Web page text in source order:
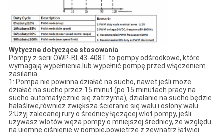
Wytyczne dotyczące stosowania
Pompy z serii OWP-BL43-408T to pompy odśrodkowe, które
wymagają wypełnienia.lub wypełnić pompę przed włączeniem
zasilania.
1: Pompa nie powinna działać na sucho, nawet jeśli może
działać na sucho przez 15 minut (po 15 minutach pracy na
sucho automatycznie się zatrzyma), działanie na sucho będzie
hałaśliwe,również zwiększa ścieranie się wału i osłony wału.
2:Użyj zalecanej rury o średnicy łączącej wlot pompy, jeśli
używasz wlotów węża pompy o mniejszej średnicy, ze względu
na ujemne ciśnienie w pompie,powietrze z zewnątrz łatwiej